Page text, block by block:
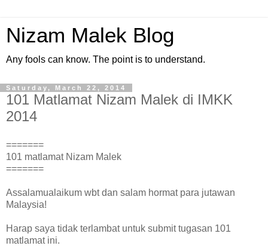
Nizam Malek Blog
Any fools can know. The point is to understand.
Saturday, March 22, 2014
101 Matlamat Nizam Malek di IMKK
2014
=======
101 matlamat Nizam Malek
=======
Assalamualaikum wbt dan salam hormat para jutawan
Malaysia!
Harap saya tidak terlambat untuk submit tugasan 101
matlamat ini.